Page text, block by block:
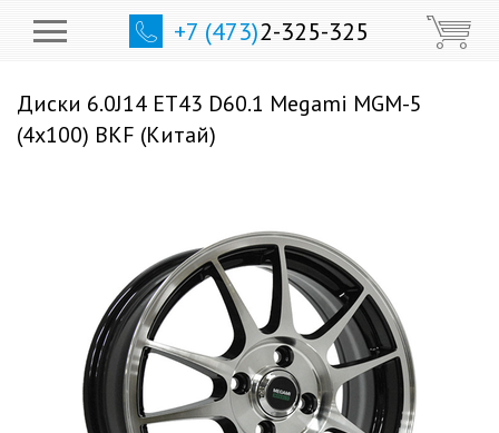
+7 (473)2-325-325
Диски 6.0J14 ET43 D60.1 Megami MGM-5
(4x100) BKF (Китай)